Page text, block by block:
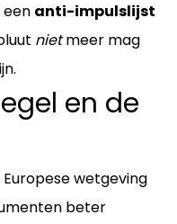
anti-impulslijst
nietmeer mag
en de
wetgeving
beter